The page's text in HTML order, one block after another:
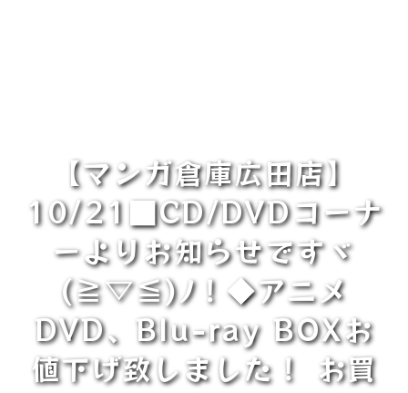
【マンガ倉庫広田店】
10/21■CD/DVDコーナ
ーよりお知らせですヾ
(≧▽≦)ﾉ！◆アニメ
DVD、Blu-ray BOXお
値下げ致しました！ お買